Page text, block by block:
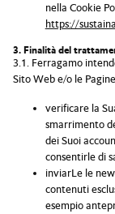
nella Cookie
https://
3. Finalità del
3.1. Ferragamo
Sito Web e/o le
verificare la
smarrimento
dei Suoi
consentirle di
inviarLe le
contenuti
esempio